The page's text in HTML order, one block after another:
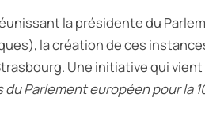
la présidente du
la création de ces
Une initiative qui vient
Parlement européen pour la